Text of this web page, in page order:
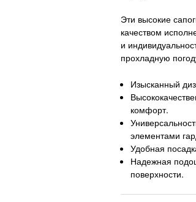
Эти высокие
качеством
и
прохладную
Изысканный
комфорт.
элементами
Удобная
Надежная
поверхности.